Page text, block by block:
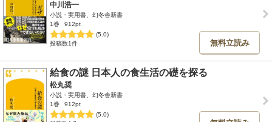
中川浩一
小説・実用書、幻冬舎新書
1巻
912pt
(5.0)
投稿数1件
無料立読み
給食の謎 日本人の食生活の礎を探る
松丸奨
小説・実用書、幻冬舎新書
1巻
912pt
(5.0)